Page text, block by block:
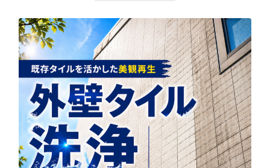
を
切
り
え
る